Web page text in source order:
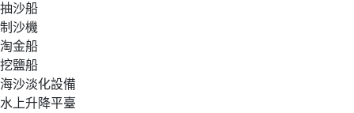
抽沙船
制沙機
淘金船
挖鹽船
海沙淡化設備
水上升降平臺